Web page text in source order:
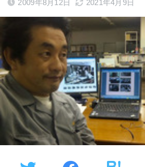
2009年8月12日 2021年4月9日